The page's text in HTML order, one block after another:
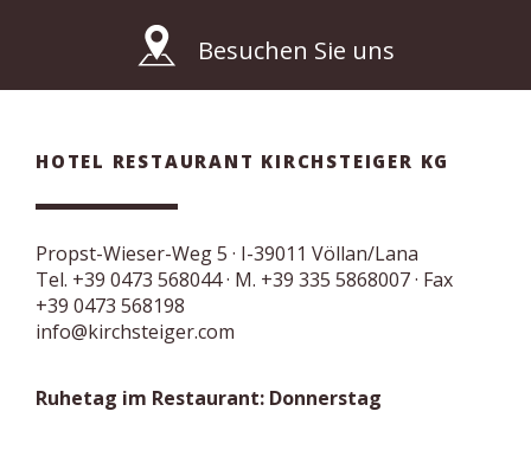
Besuchen Sie uns
HOTEL RESTAURANT KIRCHSTEIGER KG
Propst-Wieser-Weg 5 · I-39011 Völlan/Lana
Tel. +39 0473 568044· M. +39 335 5868007· Fax
+39 0473 568198
info@kirchsteiger.com
Ruhetag im Restaurant: Donnerstag